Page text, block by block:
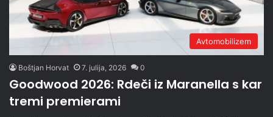
Avtomobilizem
Boštjan Horvat 7. julija, 2026 0
Goodwood 2026: Rdeči iz Maranella s kar
tremi premierami